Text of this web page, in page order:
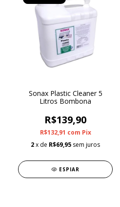
Sonax Plastic Cleaner 5
Litros Bombona
R$139,90
R$132,91 com Pix
2x de R$69,95 sem juros
ESPIAR